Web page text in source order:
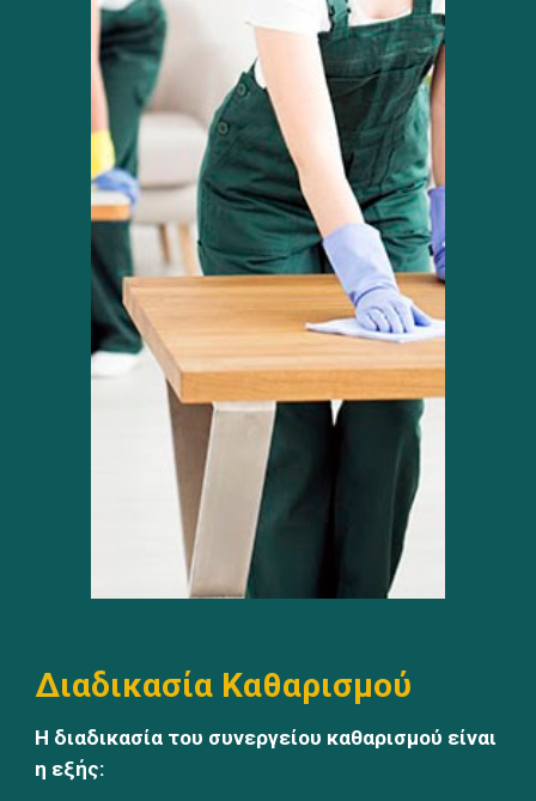
Διαδικασία Καθαρισμού
Η διαδικασία του συνεργείου καθαρισμού είναι
η εξής: